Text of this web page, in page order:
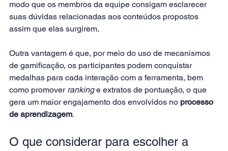
modo que os membros da equipe consigam esclarecer
suas dúvidas relacionadas aos conteúdos propostos
assim que elas surgirem.
Outra vantagem é que, por meio do uso de mecanismos
de gamificação, os participantes podem conquistar
medalhas para cada interação com a ferramenta, bem
como promover ranking e extratos de pontuação, o que
gera um maior engajamento dos envolvidos no processo
de aprendizagem.
O que considerar para escolher a